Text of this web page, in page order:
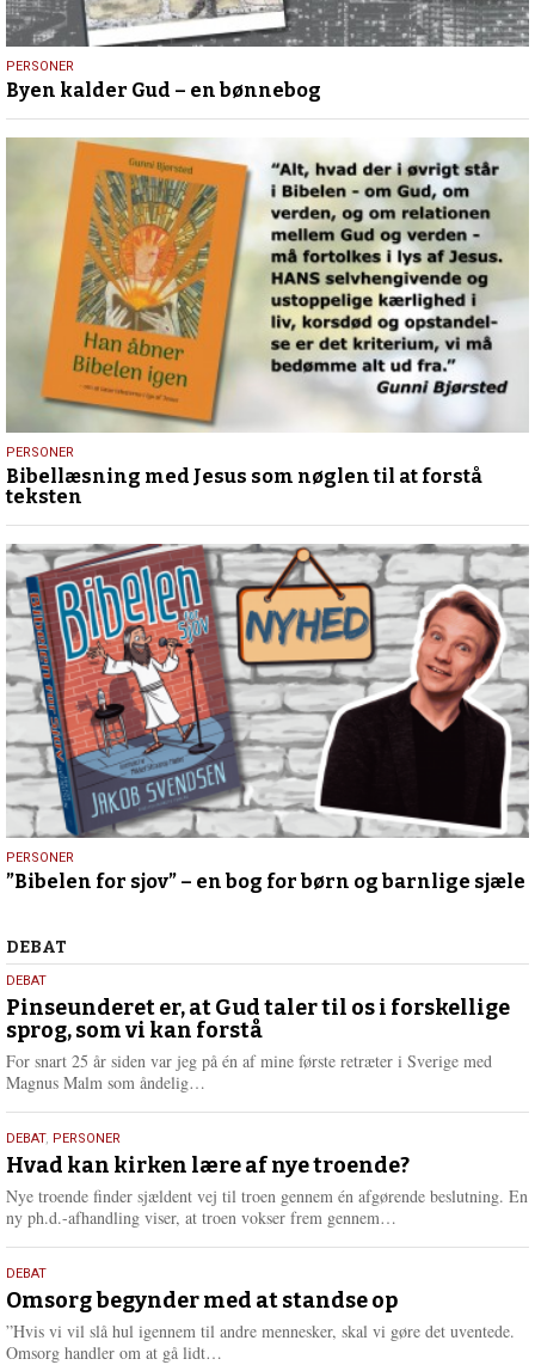
19.
september
2025
PERSONER
Byen kalder Gud – en bønnebog
15.
august
2025
PERSONER
Bibellæsning med Jesus som nøglen til at forstå
teksten
11.
november
PERSONER
”Bibelen for sjov” – en bog for børn og barnlige sjæle
Debat
DEBAT
5.
august
2026
DEBAT
Pinseunderet er, at Gud taler til os i forskellige
sprog, som vi kan forstå
For snart 25 år siden var jeg på én af mine første retræter i Sverige med
Magnus Malm som åndelig…
e
r
e
25.
juli
2026
DEBAT, PERSONER
Hvad kan kirken lære af nye troende?
Nye troende finder sjældent vej til troen gennem én afgørende beslutning. En
ny ph.d.-afhandling viser, at troen vokser frem gennem…
e
r
e
9.
juli
2026
DEBAT
Omsorg begynder med at standse op
”Hvis vi vil slå hul igennem til andre mennesker, skal vi gøre det uventede.
Omsorg handler om at gå lidt…